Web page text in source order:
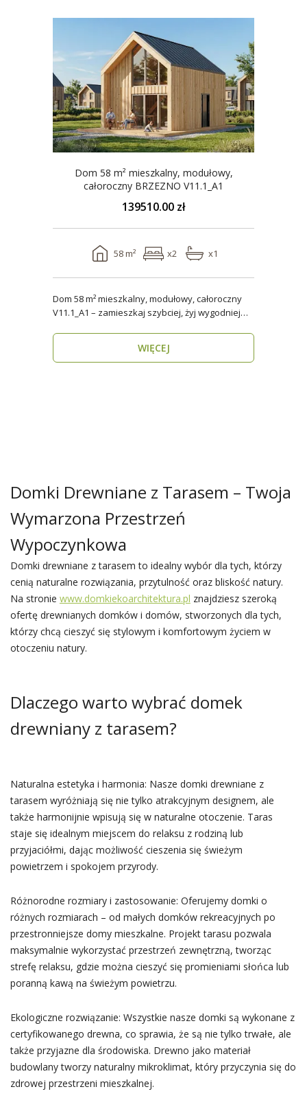
Dom 58 m² mieszkalny, modułowy,
całoroczny BRZEZNO V11.1_A1
139510.00 zł
58 m² x2 x1
Dom 58 m² mieszkalny, modułowy, całoroczny
V11.1_A1 – zamieszkaj szybciej, żyj wygodniej
WIĘCEJ
Domki Drewniane z Tarasem – Twoja
Wymarzona Przestrzeń
Wypoczynkowa
Domki drewniane z tarasem to idealny wybór dla tych, którzy
cenią naturalne rozwiązania, przytulność oraz bliskość natury.
Na stronie www.domkiekoarchitektura.pl znajdziesz szeroką
ofertę drewnianych domków i domów, stworzonych dla tych,
którzy chcą cieszyć się stylowym i komfortowym życiem w
otoczeniu natury.
Dlaczego warto wybrać domek
drewniany z tarasem?
Naturalna estetyka i harmonia: Nasze domki drewniane z
tarasem wyróżniają się nie tylko atrakcyjnym designem, ale
także harmonijnie wpisują się w naturalne otoczenie. Taras
staje się idealnym miejscem do relaksu z rodziną lub
przyjaciółmi, dając możliwość cieszenia się świeżym
powietrzem i spokojem przyrody.
Różnorodne rozmiary i zastosowanie: Oferujemy domki o
różnych rozmiarach – od małych domków rekreacyjnych po
przestronniejsze domy mieszkalne. Projekt tarasu pozwala
maksymalnie wykorzystać przestrzeń zewnętrzną, tworząc
strefę relaksu, gdzie można cieszyć się promieniami słońca lub
poranną kawą na świeżym powietrzu.
Ekologiczne rozwiązanie: Wszystkie nasze domki są wykonane z
certyfikowanego drewna, co sprawia, że są nie tylko trwałe, ale
także przyjazne dla środowiska. Drewno jako materiał
budowlany tworzy naturalny mikroklimat, który przyczynia się do
zdrowej przestrzeni mieszkalnej.